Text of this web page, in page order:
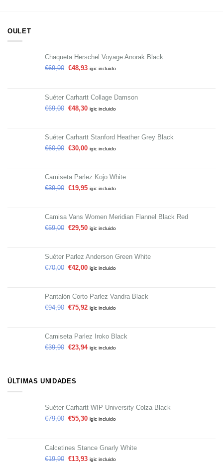
OULET
Chaqueta Herschel Voyage Anorak Black
€69,90 €48,93 igic incluido
Suéter Carhartt Collage Damson
€69,00 €48,30 igic incluido
Suéter Carhartt Stanford Heather Grey Black
€60,00 €30,00 igic incluido
Camiseta Parlez Kojo White
€39,90 €19,95 igic incluido
Camisa Vans Women Meridian Flannel Black Red
€59,00 €29,50 igic incluido
Suéter Parlez Anderson Green White
€70,00 €42,00 igic incluido
Pantalón Corto Parlez Vandra Black
€94,90 €75,92 igic incluido
Camiseta Parlez Iroko Black
€39,90 €23,94 igic incluido
ÚLTIMAS UNIDADES
Suéter Carhartt WIP University Colza Black
€79,00 €55,30 igic incluido
Calcetines Stance Gnarly White
€19,90 €13,93 igic incluido